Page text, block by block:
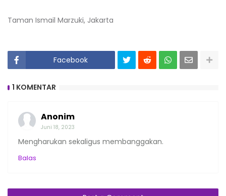
Taman Ismail Marzuki, Jakarta
Facebook
1 KOMENTAR
Anonim
Juni 18, 2023
Mengharukan sekaligus membanggakan.
Balas